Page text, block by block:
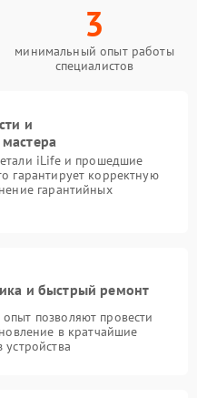
3
минимальный опыт работы
специалистов
и
iLife и прошедшие
гарантирует корректную
гарантийных
и быстрый ремонт
позволяют провести
в кратчайшие